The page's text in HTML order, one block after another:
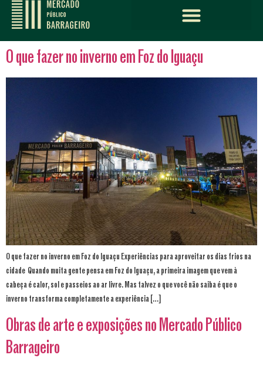
O que fazer no inverno em Foz do Iguaçu
O que fazer no inverno em Foz do Iguaçu Experiências para aproveitar os dias frios na
cidade Quando muita gente pensa em Foz do Iguaçu, a primeira imagem que vem à
cabeça é calor, sol e passeios ao ar livre. Mas talvez o que você não saiba é que o
inverno transforma completamente a experiência […]
Obras de arte e exposições no Mercado Público
Barrageiro